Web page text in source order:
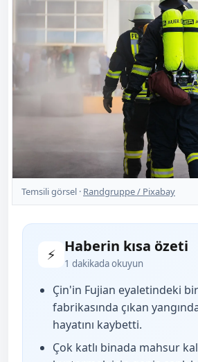
Temsili görsel · Randgruppe / Pixabay
⚡ Haberin kısa özeti
1 dakikada okuyun
Çin'in Fujian eyaletindeki
fabrikasında çıkan
hayatını kaybetti.
Çok katlı binada mahsur